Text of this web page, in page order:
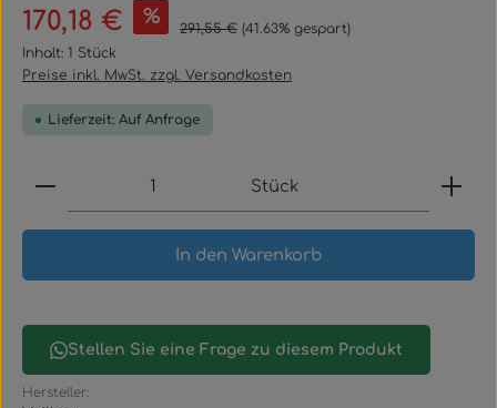
Verkaufspreis:
170,18 € % Regulärer Preis:
291,55 € (41.63% gespart)
Inhalt: 1 Stück
Preise inkl. MwSt. zzgl. Versandkosten
Lieferzeit: Auf Anfrage
Produkt Anzahl: Gib den gewünschten Wert
Stück
In den Warenkorb
Stellen Sie eine Frage zu diesem Produkt
Hersteller: